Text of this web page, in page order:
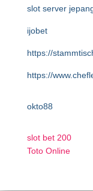
slot server
ijobet
https://
https://
okto88
slot bet 200
Toto Online